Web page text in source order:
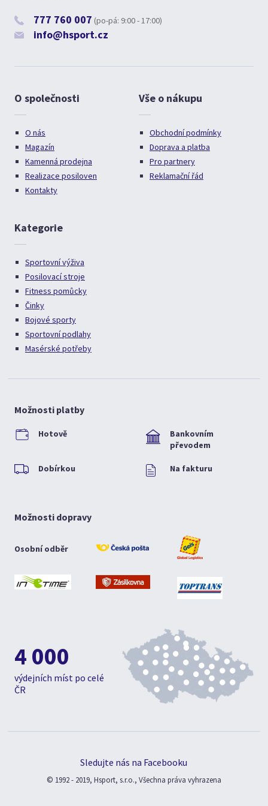
777 760 007 (po-pá: 9:00 - 17:00)
info@hsport.cz
O společnosti
O nás
Magazín
Kamenná prodejna
Realizace posiloven
Kontakty
Vše o nákupu
Obchodní podmínky
Doprava a platba
Pro partnery
Reklamační řád
Kategorie
Sportovní výživa
Posilovací stroje
Fitness pomůcky
Činky
Bojové sporty
Sportovní podlahy
Masérské potřeby
Možnosti platby
Hotově
Bankovním
převodem
Dobírkou Na fakturu
Možnosti dopravy
Osobní odběr
4 000
výdejních míst po celé
ČR
Sledujte nás na Facebooku
© 1992 - 2019, Hsport, s.r.o., Všechna práva vyhrazena